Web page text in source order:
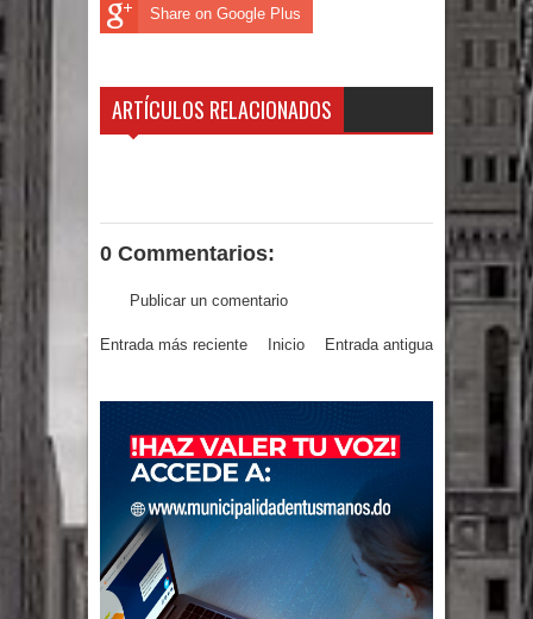
detención del expresidente Evo
Calor extremo para este jueves en
frontera en masa para entrar a
España
vigente desde 2006 y exige ley del
Congreso
Presidente LMD Víctor D´Aza
supervisa obra relleno sanitario y se
Share on Google Plus
ARTÍCULOS RELACIONADOS
0 Commentarios:
Publicar un comentario
Entrada más reciente Entrada antigua
Inicio